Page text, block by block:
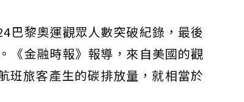
巴黎奧運觀眾人數突破紀錄，最後
《金融時報》報導，來自美國的觀
班旅客產生的碳排放量，就相當於